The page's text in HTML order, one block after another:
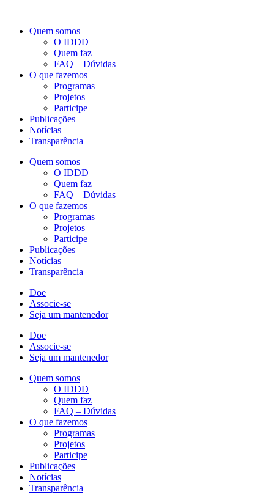
Quem somos
O IDDD
Quem faz
FAQ – Dúvidas
O que fazemos
Programas
Projetos
Participe
Publicações
Notícias
Transparência
Quem somos
O IDDD
Quem faz
FAQ – Dúvidas
O que fazemos
Programas
Projetos
Participe
Publicações
Notícias
Transparência
Doe
Associe-se
Seja um mantenedor
Doe
Associe-se
Seja um mantenedor
Quem somos
O IDDD
Quem faz
FAQ – Dúvidas
O que fazemos
Programas
Projetos
Participe
Publicações
Notícias
Transparência